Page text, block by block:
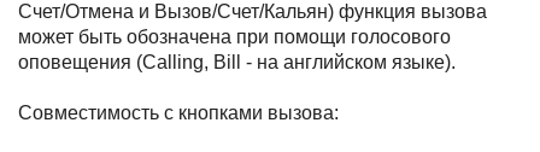
Счет/Отмена и Вызов/Счет/Кальян) функция вызова
может быть обозначена при помощи голосового
оповещения (Calling, Bill - на английском языке).
Совместимость с кнопками вызова: